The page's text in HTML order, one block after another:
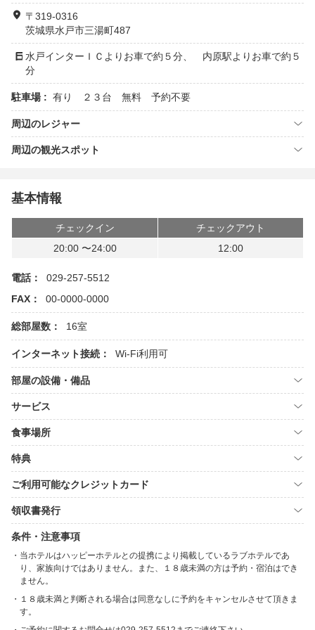
〒319-0316
茨城県水戸市三湯町487
水戸インターＩＣよりお車で約５分、 内原駅よりお車で約５
分
駐車場 : 有り ２３台 無料 予約不要
周辺のレジャー
周辺の観光スポット
基本情報
チェックイン
チェックアウト
20:00 〜24:00
12:00
電話：
029-257-5512
FAX：
00-0000-0000
総部屋数： 16室
インターネット接続： Wi-Fi利用可
部屋の設備・備品
サービス
食事場所
特典
ご利用可能なクレジットカード
領収書発行
条件・注意事項
当ホテルはハッピーホテルとの提携により掲載しているラブホテルであ
り、家族向けではありません。また、１８歳未満の方は予約・宿泊はでき
ません。
１８歳未満と判断される場合は同意なしに予約をキャンセルさせて頂きま
す。